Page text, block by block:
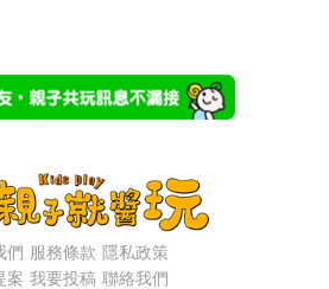
們 服務條款 隱私政策
案 我要投稿 聯絡我們